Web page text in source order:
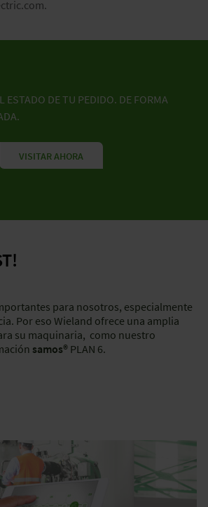
ESTADO DE TU PEDIDO. DE FORMA
VISITAR AHORA
para nosotros, especialmente
Por eso Wieland ofrece una amplia
su maquinaria, como nuestro
samos® PLAN 6.